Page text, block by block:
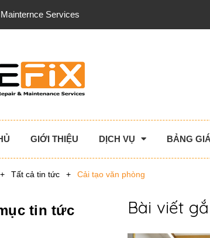
Services
GIỚI THIỆU DỊCH VỤ BẢNG GIÁ
+ Tất cả tin tức + Cải tạo văn phòng
Bài viết
tin tức